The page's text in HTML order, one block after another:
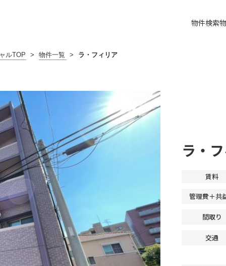
物件検索
ルTOP > 物件一覧 > ラ・フィリア
ラ・
賃料
管理費＋共
間取り
交通